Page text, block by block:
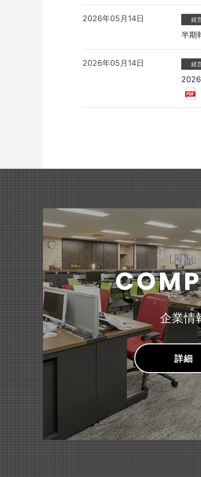
2026年05月14日 経
半期
2026年05月14日 経
2026年04月01日 商品
発刊
2026年02月27日 商品
『＜
～ゆ
2026年02月20日 商品
『ス
～
2026年02月17日 商品
『＜
～お
2026年05月14日 有価
2026年05月14日
2026
2026年05月14日
2026
2026年03月12日
固定
2025年05月30日
2024年09月19日
公
2024年09月19日
公
2024年09月19日
社会
2026年04月06日
2026年04月03日
ABC
2026年03月24日 雑
雑誌
2026年02月16日 雑
雑誌
企業情
詳細
教育施設用家具
医療・福祉施設用家具